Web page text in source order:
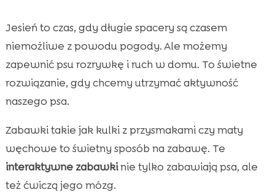
Jesień to czas, gdy długie spacery są czasem
niemożliwe z powodu pogody. Ale możemy
zapewnić psu rozrywkę i ruch w domu. To świetne
rozwiązanie, gdy chcemy utrzymać aktywność
naszego psa.
Zabawki takie jak kulki z przysmakami czy maty
węchowe to świetny sposób na zabawę. Te
interaktywne zabawkinie tylko zabawiają psa, ale
też ćwiczą jego mózg.